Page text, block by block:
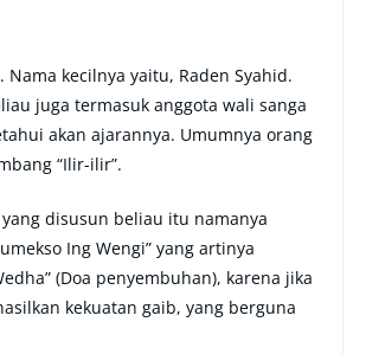
kecilnya yaitu, Raden Syahid.
juga termasuk anggota wali sanga
akan ajarannya. Umumnya orang
“Ilir-ilir”.
disusun beliau itu namanya
Ing Wengi” yang artinya
(Doa penyembuhan), karena jika
kekuatan gaib, yang berguna